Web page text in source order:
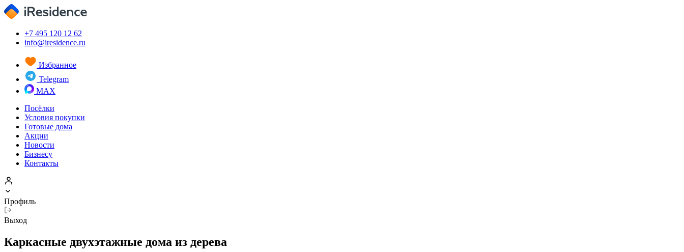
+7 495 120 12 62
info@iresidence.ru
Избранное
Telegram
MAX
Посёлки
Условия покупки
Готовые дома
Акции
Новости
Бизнесу
Контакты
Профиль
Выход
Каркасные двухэтажные дома из дерева